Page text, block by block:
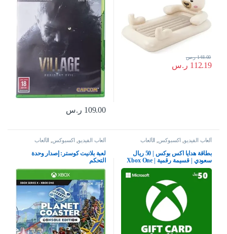
112.19 ر.س
148.00 ر.س
109.00 ر.س
ألعاب الفيديو اكسبوكس الألعاب
بطاقة هدايا اكس بوكس | 50 ريال
سعودي | قسيمة رقمية | Xbox One
سلسلة S | X وويندوز | (كود التحميل)
– حساب المملكة العربية السعودية
ألعاب الفيديو اكسبوكس الألعاب
لعبة بلانيت كوستر: إصدار وحدة
التحكم